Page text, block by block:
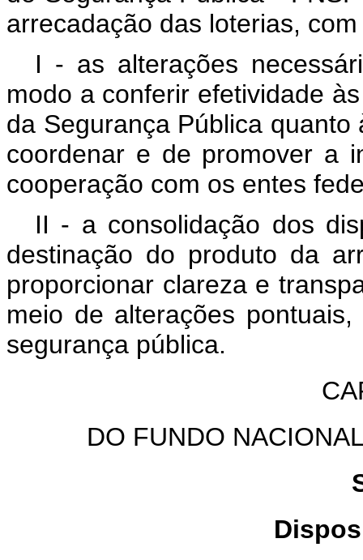
arrecadação das loterias,
I - as alterações
modo a conferir efetividade
da Segurança Pública
coordenar e de promover a
cooperação com os entes
II - a consolidação dos
destinação do produto da
proporcionar clareza e
meio de alterações
segurança pública.
DO FUNDO